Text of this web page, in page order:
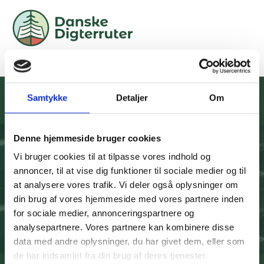
Samtykke Detaljer Om
Denne hjemmeside bruger cookies
Vi bruger cookies til at tilpasse vores indhold og
annoncer, til at vise dig funktioner til sociale medier og til
at analysere vores trafik. Vi deler også oplysninger om
din brug af vores hjemmeside med vores partnere inden
for sociale medier, annonceringspartnere og
analysepartnere. Vores partnere kan kombinere disse
data med andre oplysninger, du har givet dem, eller som
de har indsamlet fra din brug af deres tjenester.
Thøger Larsens mindesten
Afspil lydfil
(1:54)
Laila Westergaard
Afspil lydfil
Ved Fjorden - oplæsning v
Søren Lindgreen Christensen
Ved mindestenen på Gjeller Odde